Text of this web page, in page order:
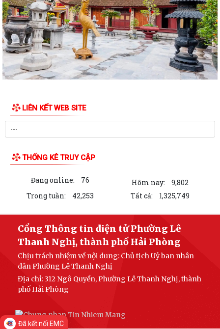
LIÊN KẾT WEB SITE
THỐNG KÊ TRUY CẬP
Đang online: 76 Hôm nay:
9,802
Trong tuần:
42,253 Tất cả: 1,325,749
Cổng Thông tin điện tử Phường Lê
Thanh Nghị, thành phố Hải Phòng
Chịu trách nhiệm về nội dung: Chủ tịch Uỷ ban nhân
dân Phường Lê Thanh Nghị
Địa chỉ: 312 Ngô Quyền, Phường Lê Thanh Nghị, thành
phố Hải Phòng
Đã kết nối EMC